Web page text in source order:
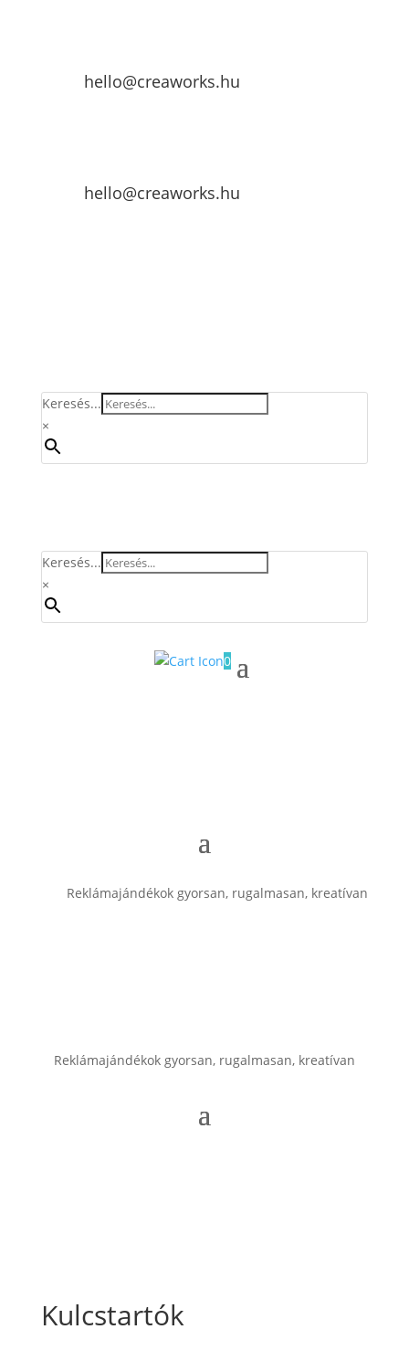
hello@creaworks.hu
hello@creaworks.hu
Keresés...
×
Keresés...
×
0
Reklámajándékok gyorsan, rugalmasan, kreatívan
Reklámajándékok gyorsan, rugalmasan, kreatívan
Kulcstartók